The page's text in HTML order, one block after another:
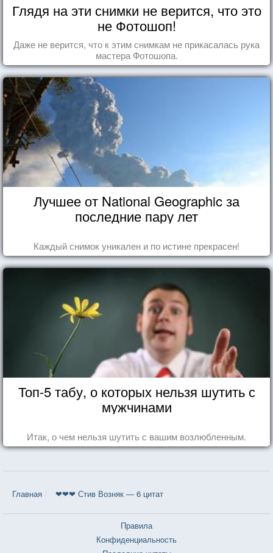
Глядя на эти снимки не верится, что это
не Фотошоп!
Даже не верится, что к этим снимкам не прикасалась рука
мастера Фотошопа.
Лучшее от National Geographic за
последние пару лет
Каждый снимок уникален и по истине прекрасен!
Топ-5 табу, о которых нельзя шутить с
мужчинами
Итак, о чем нельзя шутить с вашим возлюбленным.
Главная ❤❤❤ Стив Возняк — 6 цитат
Правила
Конфиденциальность